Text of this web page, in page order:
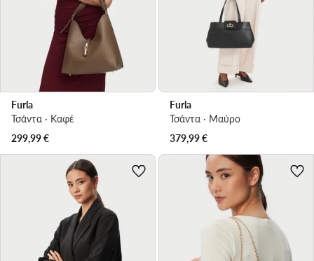
Furla
Τσάντα · Καφέ
299,99€
Furla
Τσάντα · Μαύρο
379,99€